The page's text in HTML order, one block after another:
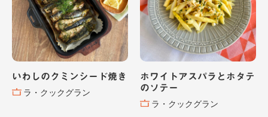
いわしのクミンシード焼き
ラ・クックグラン
ホワイトアスパラとホタテ
のソテー
ラ・クックグラン